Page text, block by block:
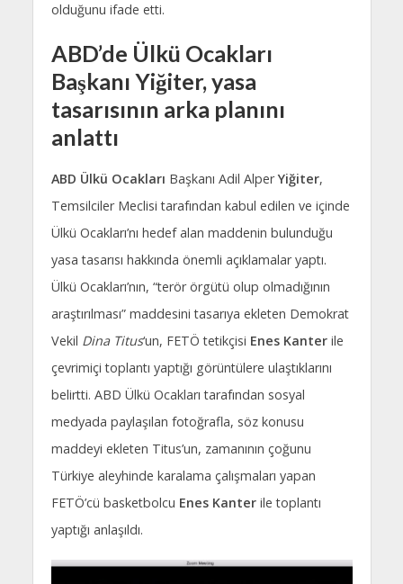
olduğunu ifade etti.
ABD’de Ülkü Ocakları
Başkanı Yiğiter, yasa
tasarısının arka planını
anlattı
ABD Ülkü Ocakları Başkanı Adil AlperYiğiter,
Temsilciler Meclisi tarafından kabul edilen ve içinde
Ülkü Ocakları’nı hedef alan maddenin bulunduğu
yasa tasarısı hakkında önemli açıklamalar yaptı.
Ülkü Ocakları’nın, “terör örgütü olup olmadığının
araştırılması” maddesini tasarıya ekleten Demokrat
Vekil Dina Titus‘un, FETÖ tetikçisi Enes Kanterile
çevrimiçi toplantı yaptığı görüntülere ulaştıklarını
belirtti. ABD Ülkü Ocakları tarafından sosyal
medyada paylaşılan fotoğrafla, söz konusu
maddeyi ekleten Titus’un, zamanının çoğunu
Türkiye aleyhinde karalama çalışmaları yapan
FETÖ’cü basketbolcu Enes Kanterile toplantı
yaptığı anlaşıldı.